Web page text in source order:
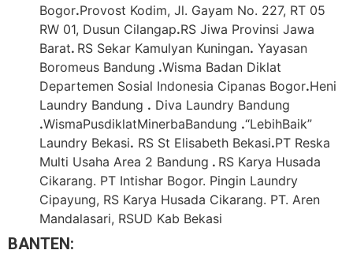
Bogor.Provost Kodim, Jl. Gayam No. 227, RT 05
RW 01, Dusun Cilangap.RS Jiwa Provinsi Jawa
Barat. RS Sekar Kamulyan Kuningan. Yayasan
Boromeus Bandung .Wisma Badan Diklat
Departemen Sosial Indonesia Cipanas Bogor.Heni
Laundry Bandung . Diva Laundry Bandung
.WismaPusdiklatMinerbaBandung .“LebihBaik”
Laundry Bekasi. RS St Elisabeth Bekasi.PT Reska
Multi Usaha Area 2 Bandung . RS Karya Husada
Cikarang. PT Intishar Bogor. Pingin Laundry
Cipayung, RS Karya Husada Cikarang. PT. Aren
Mandalasari, RSUD Kab Bekasi
BANTEN: